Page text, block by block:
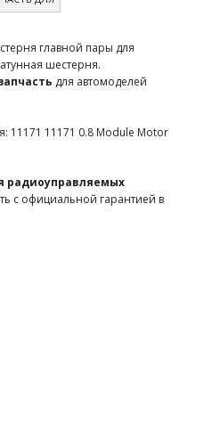
M0.8 32 Pitch под вал 5мм (16T)
M0.8 32 Pitch под вал 5мм (19T)
в наличии
в наличии
наличии
главной пары для
шестерня.
для автомоделей
11171 11171 0.8 Module Motor
радиоуправляемых
с официальной гарантией в